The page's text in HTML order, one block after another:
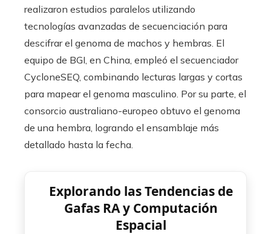
realizaron estudios paralelos utilizando
tecnologías avanzadas de secuenciación para
descifrar el genoma de machos y hembras. El
equipo de BGI, en China, empleó el secuenciador
CycloneSEQ, combinando lecturas largas y cortas
para mapear el genoma masculino. Por su parte, el
consorcio australiano-europeo obtuvo el genoma
de una hembra, logrando el ensamblaje más
detallado hasta la fecha.
Explorando las Tendencias de
Gafas RA y Computación
Espacial